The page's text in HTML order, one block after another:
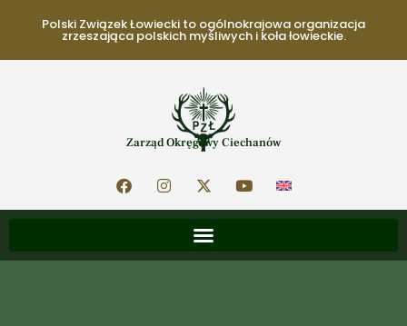
Polski Związek Łowiecki to ogólnokrajowa organizacja
zrzeszająca polskich myśliwych i koła łowieckie.
Zarząd Okręgowy Ciechanów